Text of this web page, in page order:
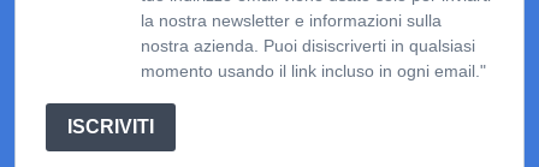
la nostra newsletter e informazioni sulla
nostra azienda. Puoi disiscriverti in qualsiasi
momento usando il link incluso in ogni email."
ISCRIVITI